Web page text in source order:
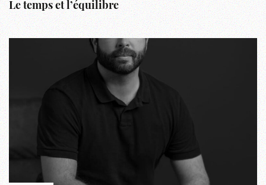
Le temps et l’équilibre